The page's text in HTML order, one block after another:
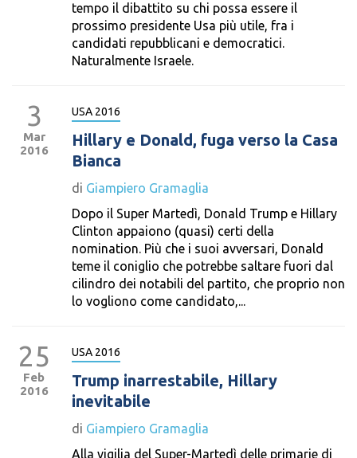
tempo il dibattito su chi possa essere il
prossimo presidente Usa più utile, fra i
candidati repubblicani e democratici.
Naturalmente Israele.
3
Mar
2016
USA 2016
Hillary e Donald, fuga verso la Casa
Bianca
di Giampiero Gramaglia
Dopo il Super Martedì, Donald Trump e Hillary
Clinton appaiono (quasi) certi della
nomination. Più che i suoi avversari, Donald
teme il coniglio che potrebbe saltare fuori dal
cilindro dei notabili del partito, che proprio non
lo vogliono come candidato,...
25
Feb
2016
USA 2016
Trump inarrestabile, Hillary
inevitabile
di Giampiero Gramaglia
Alla vigilia del Super-Martedì delle primarie di